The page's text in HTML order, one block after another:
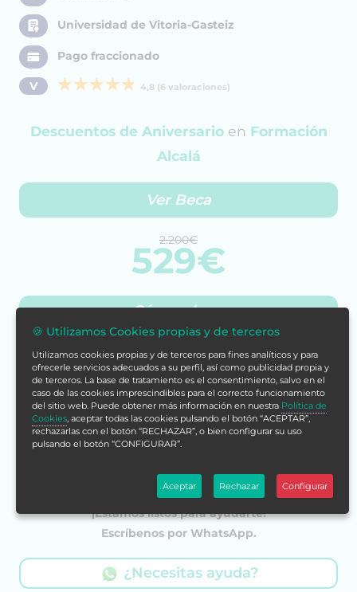
Universidad de Vitoria-Gasteiz
Pago fraccionado
V 4,8 (6 valoraciones)
Descuentos de Aniversarioen Formación
Alcalá
Ver Beca
2.200€
529€
Cómpralo ya
Con tu compra acumularías
2.116 puntos
¡Estamos listos para ayudarte!
Escríbenos por WhatsApp.
¿Necesitas ayuda?
🍪 Utilizamos Cookies propias y de terceros
Utilizamos cookies propias y de terceros para fines analíticos y para
ofrecerle servicios adecuados a su perfil, así como publicidad propia y
de terceros. La base de tratamiento es el consentimiento, salvo en el
caso de las cookies imprescindibles para el correcto funcionamiento
del sitio web. Puede obtener más información en nuestra Política de
Cookies, aceptar todas las cookies pulsando el botón “ACEPTAR”,
rechazarlas con el botón “RECHAZAR”, o bien configurar su uso
pulsando el botón “CONFIGURAR”.
Aceptar Rechazar Configurar